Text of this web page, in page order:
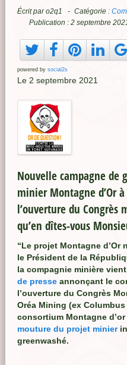
Écrit paro2q1 Catégorie :
Publication : 2 septembre
powered by social2s
Le 2 septembre 2021
Nouvelle campagne de
minier Montagne d’Or
l’ouverture du
qu’en dîtes-vous
“Le projet Montagne d’Or
le Président de la
la compagnie minière
de presseannonçant le
l’ouverture du Congrès
Oréa Mining (ex
consortium Montagne d’or
mouture du projet minier
greenwashé.